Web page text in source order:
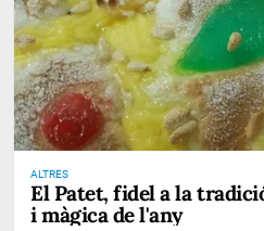
ALTRES
El Patet, fidel a la
i màgica de l'any